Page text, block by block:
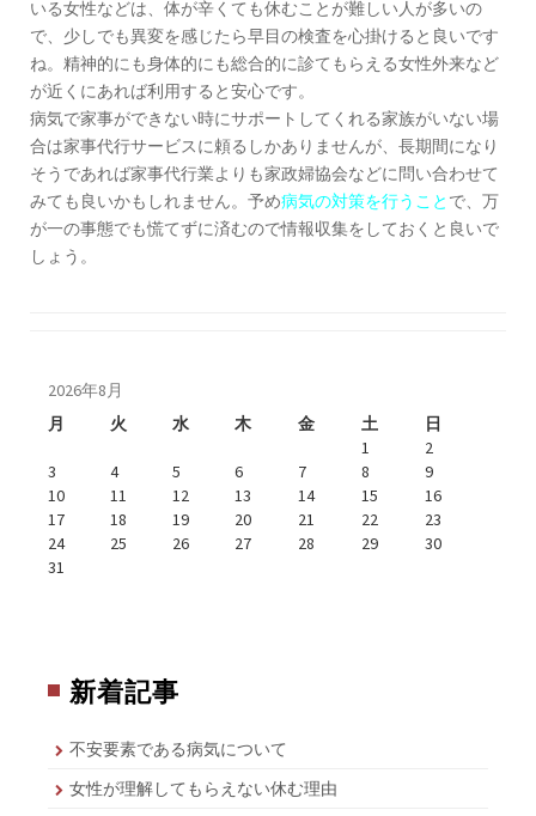
いる女性などは、体が辛くても休むことが難しい人が多いの
で、少しでも異変を感じたら早目の検査を心掛けると良いです
ね。精神的にも身体的にも総合的に診てもらえる女性外来など
が近くにあれば利用すると安心です。
病気で家事ができない時にサポートしてくれる家族がいない場
合は家事代行サービスに頼るしかありませんが、長期間になり
そうであれば家事代行業よりも家政婦協会などに問い合わせて
みても良いかもしれません。予め病気の対策を行うこと で、万
が一の事態でも慌てずに済むので情報収集をしておくと良いで
しょう。
2026年8月
月
火 水 木 金 土
日
1
2
3
4 5 6 7 8
9
10
11 12 13 14 15
16
17
18 19 20 21 22
23
24
25 26 27 28 29
30
31
新着記事
不安要素である病気について
女性が理解してもらえない休む理由